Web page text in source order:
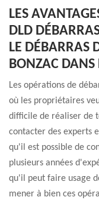
LES
DLD
LE DÉBARRAS
BONZAC DANS
Les opérations de
où les propriétaires
difficile de réaliser de
contacter des experts
qu'il est possible de
plusieurs années
qu'il peut faire usage
mener à bien ces